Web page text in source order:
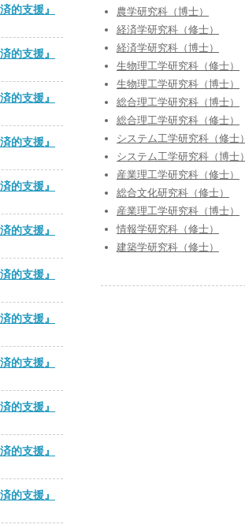
的支援』
的支援』
的支援』
的支援』
的支援』
的支援』
的支援』
的支援』
的支援』
的支援』
的支援』
的支援』
農学研究科（博士）
経済学研究科（修士）
経済学研究科（博士）
生物理工学研究科（修士）
生物理工学研究科（博士）
総合理工学研究科（博士）
総合理工学研究科（修士）
システム工学研究科（修士）
システム工学研究科（博士）
産業理工学研究科（修士）
総合文化研究科（修士）
産業理工学研究科（博士）
情報学研究科（修士）
建築学研究科（修士）